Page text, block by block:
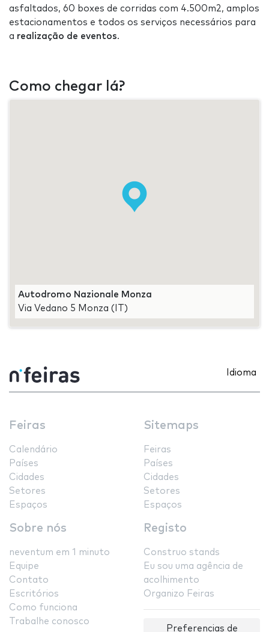
asfaltados, 60 boxes de corridas com 4.500m2, amplos
estacionamentos e todos os serviços necessários para
a realização de eventos.
Como chegar lá?
Autodromo Nazionale Monza
Via Vedano 5 Monza (IT)
Idioma
Feiras
Calendário
Países
Cidades
Setores
Espaços
Sitemaps
Feiras
Países
Cidades
Setores
Espaços
Sobre nós
neventum em 1 minuto
Equipe
Contato
Escritórios
Como funciona
Trabalhe conosco
Registo
Construo stands
Eu sou uma agência de
acolhimento
Organizo Feiras
Preferencias de